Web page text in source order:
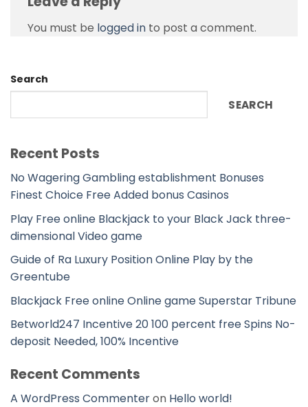
You must be logged in to post a comment.
Search
SEARCH
Recent Posts
No Wagering Gambling establishment Bonuses
Finest Choice Free Added bonus Casinos
Play Free online Blackjack to your Black Jack three-
dimensional Video game
Guide of Ra Luxury Position Online Play by the
Greentube
Blackjack Free online Online game Superstar Tribune
Betworld247 Incentive 20 100 percent free Spins No-
deposit Needed, 100% Incentive
Recent Comments
A WordPress Commenteron Hello world!